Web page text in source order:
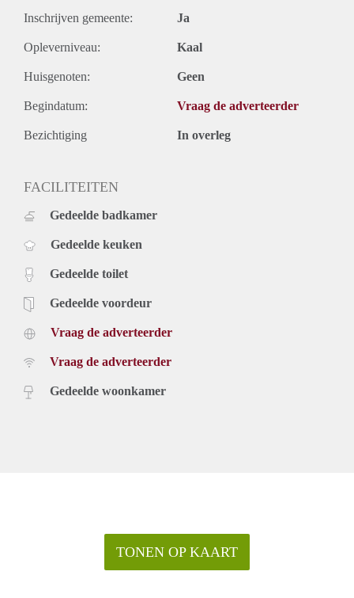
Inschrijven gemeente: Ja
Opleverniveau: Kaal
Huisgenoten: Geen
Begindatum: Vraag de adverteerder
Bezichtiging In overleg
FACILITEITEN
Gedeelde badkamer
Gedeelde keuken
Gedeelde toilet
Gedeelde voordeur
Vraag de adverteerder
Vraag de adverteerder
Gedeelde woonkamer
TONEN OP KAART